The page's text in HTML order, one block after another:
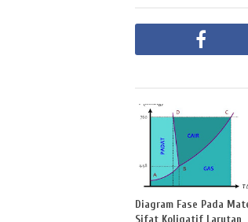
Diagram Fase Pada
Sifat Koligatif Larutan